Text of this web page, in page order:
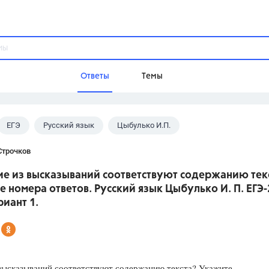
Ответы Темы
Домашнее задание
Школа
ЕГЭ Русский язык Цыбулько И.П.
из высказываний соответствуют содержанию
номера ответов. Русский язык Цыбулько И. П. ЕГЭ-
1.